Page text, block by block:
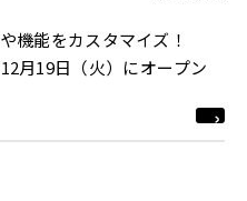
機能をカスタマイズ！
月19日（火）にオープン